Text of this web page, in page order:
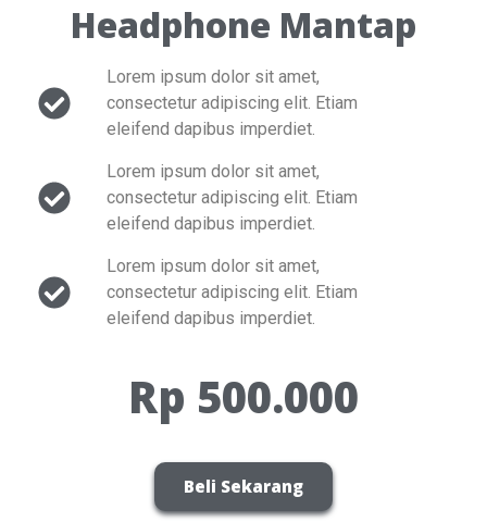
Headphone Mantap
Lorem ipsum dolor sit amet,
consectetur adipiscing elit. Etiam
eleifend dapibus imperdiet.
Lorem ipsum dolor sit amet,
consectetur adipiscing elit. Etiam
eleifend dapibus imperdiet.
Lorem ipsum dolor sit amet,
consectetur adipiscing elit. Etiam
eleifend dapibus imperdiet.
Rp 500.000
Beli Sekarang